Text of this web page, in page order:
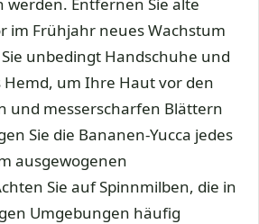
im Frühjahr neues Wachstum
unbedingt Handschuhe und
um Ihre Haut vor den
und messerscharfen Blättern
Sie die Bananen-Yucca jedes
ausgewogenen
Sie auf Spinnmilben, die in
Umgebungen häufig